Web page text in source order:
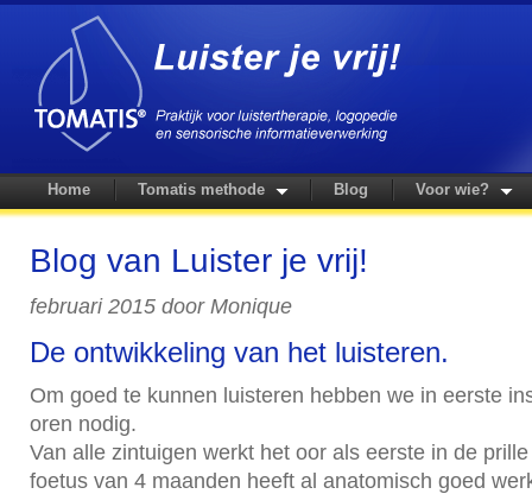
Home Tomatis methode Blog Voor wie?
Blog van Luister je vrij!
februari 2015 door Monique
De ontwikkeling van het luisteren.
Om goed te kunnen luisteren hebben we in eerste
oren nodig.
Van alle zintuigen werkt het oor als eerste in de
foetus van 4 maanden heeft al anatomisch goed